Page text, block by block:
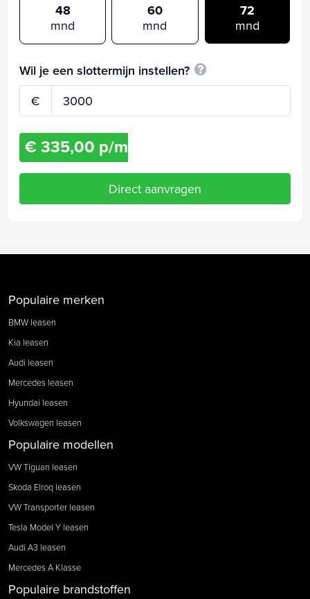
48
mnd
60
mnd
72
mnd
Wil je een slottermijn instellen?
€
€ 335,00 p/m
Direct aanvragen
Populaire merken
BMW leasen
Kia leasen
Audi leasen
Mercedes leasen
Hyundai leasen
Volkswagen leasen
Populaire modellen
VW Tiguan leasen
Skoda Elroq leasen
VW Transporter leasen
Tesla Model Y leasen
Audi A3 leasen
Mercedes A Klasse
Populaire brandstoffen